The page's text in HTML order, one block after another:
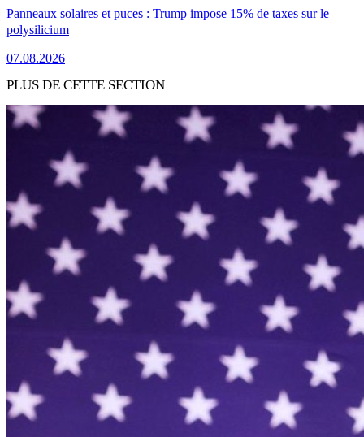
Panneaux solaires et puces : Trump impose 15% de taxes sur le
polysilicium
07.08.2026
PLUS DE CETTE SECTION